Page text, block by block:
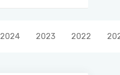
2024 2023 2022